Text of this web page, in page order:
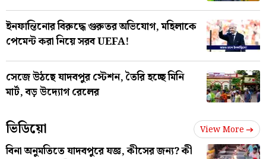
ইনফান্তিনোর বিরুদ্ধে গুরুতর অভিযোগ, মহিলাকে
পেমেন্ট করা নিয়ে সরব UEFA!
সেজে উঠছে যাদবপুর স্টেশন, তৈরি হচ্ছে মিনি
মার্ট, বড় উদ্যোগ রেলের
ভিডিয়ো View More
বিনা অনুমতিতে যাদবপুরে যজ্ঞ, কীসের জন্য? কী